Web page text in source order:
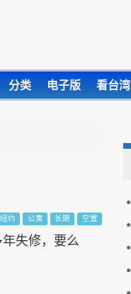
分类 电子版 看台湾
纽约 公寓 长期 空置
失修，要么